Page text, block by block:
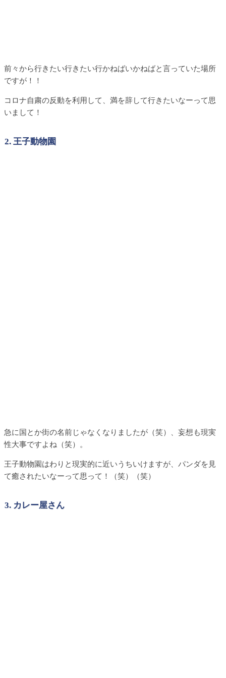
前々から行きたい行きたい行かねばいかねばと言っていた場所
ですが！！
コロナ自粛の反動を利用して、満を辞して行きたいなーって思
いまして！
2. 王子動物園
急に国とか街の名前じゃなくなりましたが（笑）、妄想も現実
性大事ですよね（笑）。
王子動物園はわりと現実的に近いうちいけますが、パンダを見
て癒されたいなーって思って！（笑）（笑）
3. カレー屋さん